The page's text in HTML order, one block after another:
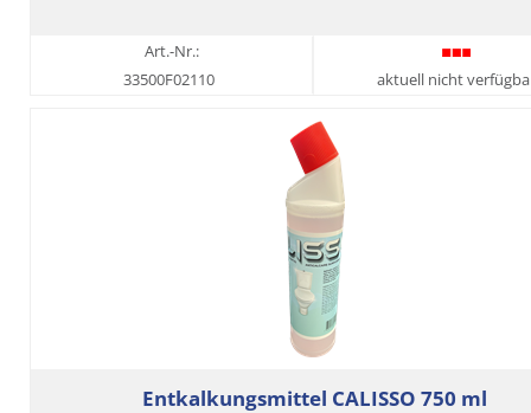
Art.-Nr.:
33500F02110
aktuell nicht
Entkalkungsmittel CALISSO 750 ml